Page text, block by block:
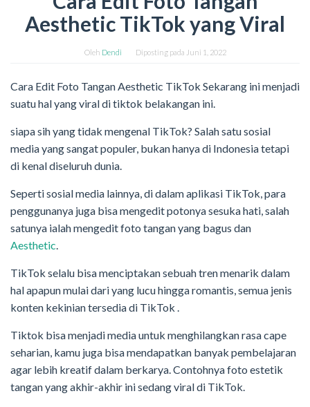
Aesthetic TikTok yang Viral
Oleh Dendi Diposting pada Juni 1, 2022
Cara Edit Foto Tangan Aesthetic TikTok Sekarang ini menjadi
suatu hal yang viral di tiktok belakangan ini.
siapa sih yang tidak mengenal TikTok? Salah satu sosial
media yang sangat populer, bukan hanya di Indonesia tetapi
di kenal diseluruh dunia.
Seperti sosial media lainnya, di dalam aplikasi TikTok, para
penggunanya juga bisa mengedit potonya sesuka hati, salah
satunya ialah mengedit foto tangan yang bagus dan
Aesthetic.
TikTok selalu bisa menciptakan sebuah tren menarik dalam
hal apapun mulai dari yang lucu hingga romantis, semua jenis
konten kekinian tersedia di TikTok .
Tiktok bisa menjadi media untuk menghilangkan rasa cape
seharian, kamu juga bisa mendapatkan banyak pembelajaran
agar lebih kreatif dalam berkarya. Contohnya foto estetik
tangan yang akhir-akhir ini sedang viral di TikTok.